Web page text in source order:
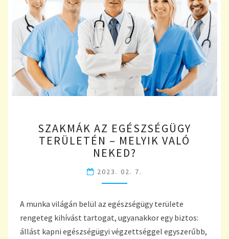
AZ
EGÉSZSÉGÜGY
TERÜLETÉN
MELYIK
VALÓ
SZAKMÁK AZ EGÉSZSÉGÜGY
TERÜLETÉN – MELYIK VALÓ
NEKED?
2023. 02. 7.
A munka világán belül az egészségügy területe
rengeteg kihívást tartogat, ugyanakkor egy biztos:
állást kapni egészségügyi végzettséggel egyszerűbb,